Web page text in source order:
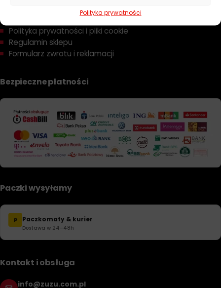
Polityka prywatności
Polityka prywatności i pliki cookie
Regulamin sklepu
Formularz zwrotu i reklamacji
Bezpieczne płatności
Paczki wysyłamy
P Paczkomaty & kurier
Dostawa w 24–48h
Kontakt i obsługa
info@zuzu.com.pl